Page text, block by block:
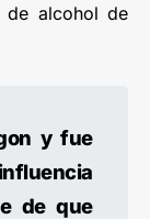
de alcohol de
y fue
de que